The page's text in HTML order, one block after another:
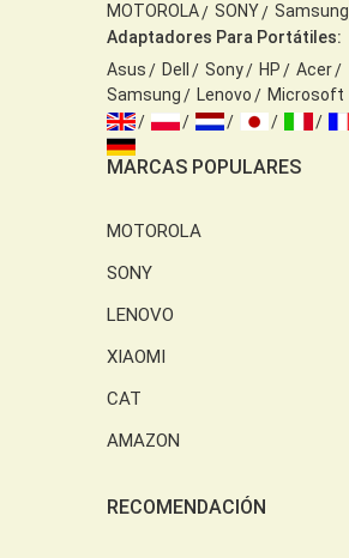
MOTOROLA
SONY Samsung
Adaptadores Para Portátiles:
Asus
Dell Sony HP
Acer
Samsung
Lenovo Microsoft
MARCAS POPULARES
MOTOROLA
SONY
LENOVO
XIAOMI
CAT
AMAZON
RECOMENDACIÓN